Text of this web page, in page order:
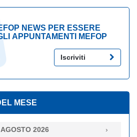
NEWS PER ESSERE
APPUNTAMENTI MEFOP
Iscriviti
MESE
AGOSTO 2026 ›